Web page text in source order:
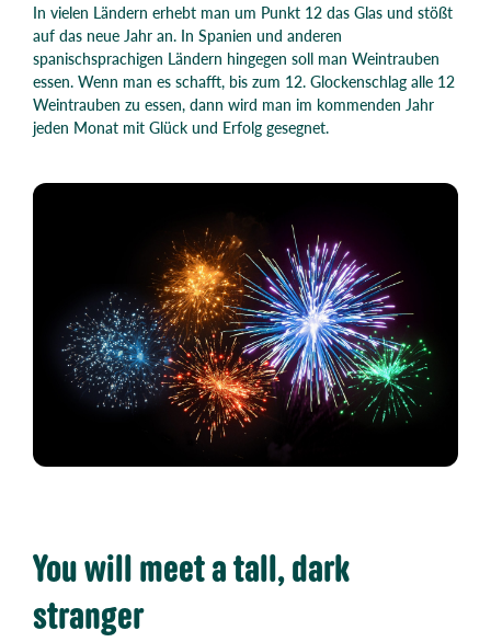
In vielen Ländern erhebt man um Punkt 12 das Glas und stößt
auf das neue Jahr an. In Spanien und anderen
spanischsprachigen Ländern hingegen soll man Weintrauben
essen. Wenn man es schafft, bis zum 12. Glockenschlag alle 12
Weintrauben zu essen, dann wird man im kommenden Jahr
jeden Monat mit Glück und Erfolg gesegnet.
You will meet a tall, dark
stranger